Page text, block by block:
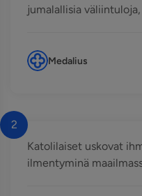
jumalallisia
Medalius
2
Katolilaiset uskovat
ilmentyminä